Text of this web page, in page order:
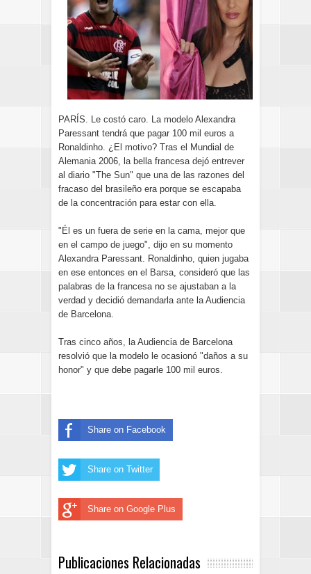
PARÍS. Le costó caro. La modelo Alexandra
Paressant tendrá que pagar 100 mil euros a
Ronaldinho. ¿El motivo? Tras el Mundial de
Alemania 2006, la bella francesa dejó entrever
al diario "The Sun" que una de las razones del
fracaso del brasileño era porque se escapaba
de la concentración para estar con ella.
"Él es un fuera de serie en la cama, mejor que
en el campo de juego", dijo en su momento
Alexandra Paressant. Ronaldinho, quien jugaba
en ese entonces en el Barsa, consideró que las
palabras de la francesa no se ajustaban a la
verdad y decidió demandarla ante la Audiencia
de Barcelona.
Tras cinco años, la Audiencia de Barcelona
resolvió que la modelo le ocasionó "daños a su
honor" y que debe pagarle 100 mil euros.
Share on Facebook
Share on Twitter
Share on Google Plus
Publicaciones Relacionadas